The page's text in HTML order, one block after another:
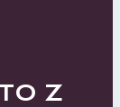
Z